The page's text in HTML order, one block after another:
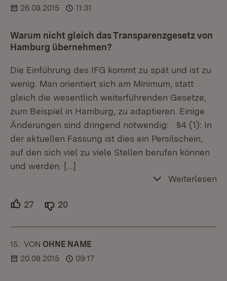
26.08.2015
11:31
Warum nicht gleich das Transparenzgesetz von
Hamburg übernehmen?
Die Einführung des IFG kommt zu spät und ist zu
wenig. Man orientiert sich am Minimum, statt
gleich die wesentlich weiterführenden Gesetze,
zum Beispiel in Hamburg, zu adaptieren. Einige
Änderungen sind dringend notwendig: §4 (1): In
der aktuellen Fassung ist dies ein Persilschein,
auf den sich viel zu viele Stellen berufen können
und werden. […]
Weiterlesen
27 Unterstützer.
20
15. KOMMENTAR
VON :OHNE NAME
20.08.2015
09:17